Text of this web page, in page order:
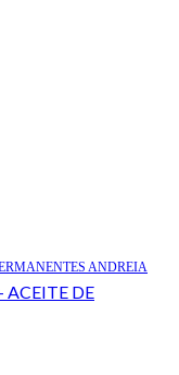
ANDREIA
ACEITE DE